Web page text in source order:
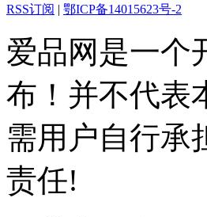
RSS订阅 | 鄂ICP备14015623号-2
爱品网是一个
布！并不代表
需用户自行承
责任!